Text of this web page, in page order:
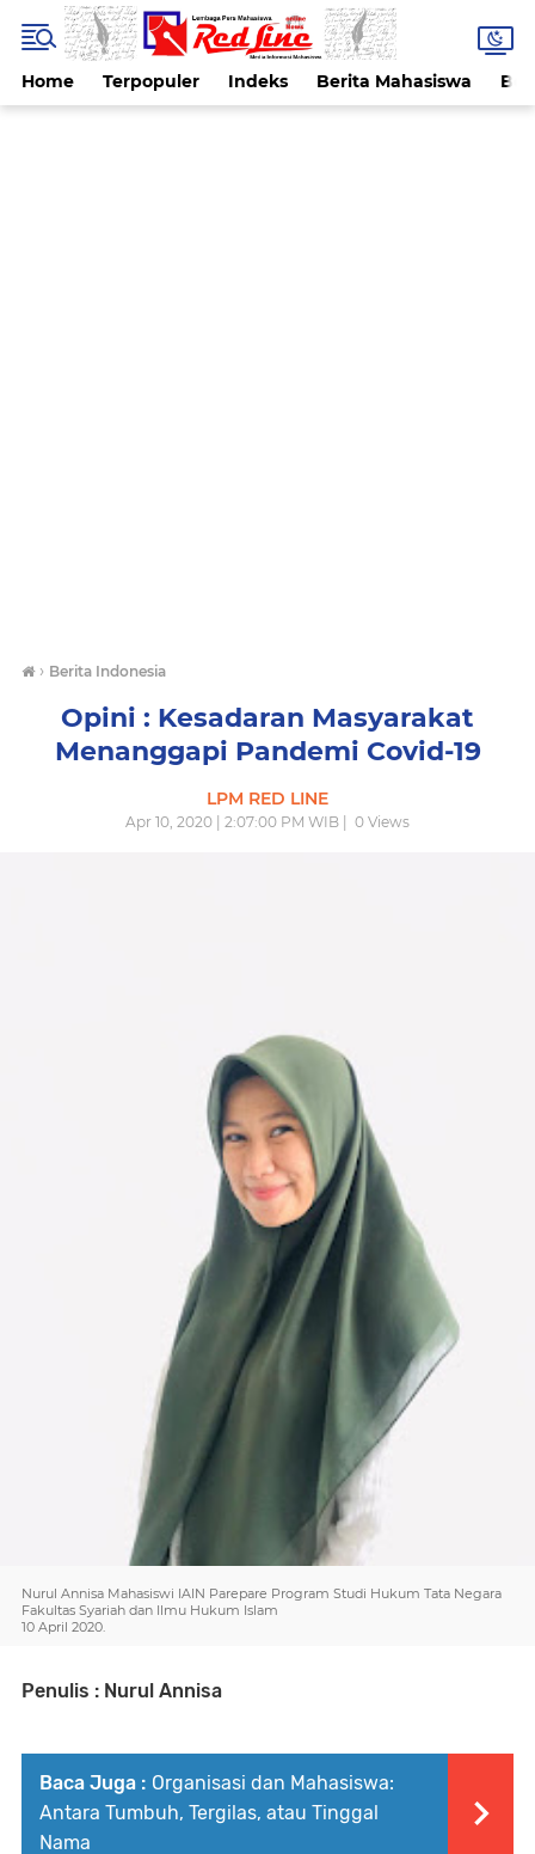
Home Terpopuler Indeks Berita Mahasiswa
› Berita Indonesia
Opini : Kesadaran Masyarakat
Menanggapi Pandemi Covid-19
LPM RED LINE
Apr 10, 2020 | 2:07:00 PM WIB | 0 Views
Nurul Annisa Mahasiswi IAIN Parepare Program Studi Hukum Tata Negara
Fakultas Syariah dan Ilmu Hukum Islam
10 April 2020.
Penulis : Nurul Annisa
Baca Juga : Organisasi dan Mahasiswa:
Antara Tumbuh, Tergilas, atau Tinggal
Nama